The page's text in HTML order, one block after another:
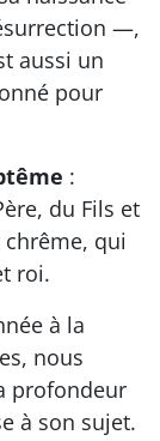
—,
aussi un
pour
:
du Fils et
chrême, qui
roi.
à la
nous
profondeur
à son sujet.